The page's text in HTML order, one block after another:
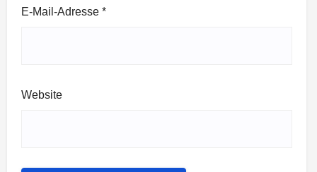
E-Mail-Adresse *
Website